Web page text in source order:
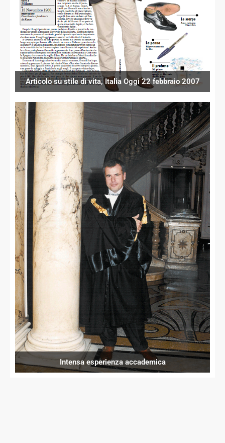
Articolo su stile di vita, Italia Oggi 22 febbraio 2007
Intensa esperienza accademica